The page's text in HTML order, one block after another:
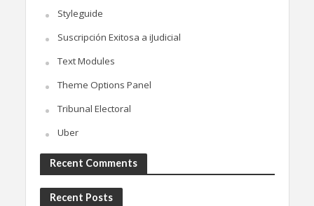
Styleguide
Suscripción Exitosa a iJudicial
Text Modules
Theme Options Panel
Tribunal Electoral
Uber
Recent Comments
Recent Posts